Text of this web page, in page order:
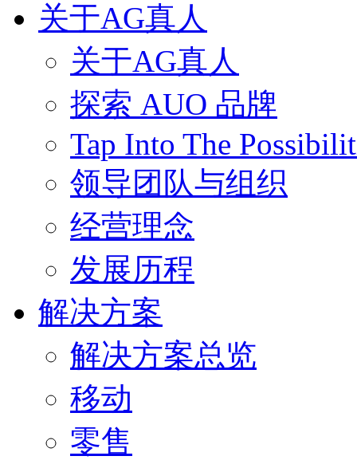
关于AG真人
关于AG真人
探索 AUO 品牌
Tap Into The
领导团队与组织
经营理念
发展历程
解决方案
解决方案总览
移动
零售